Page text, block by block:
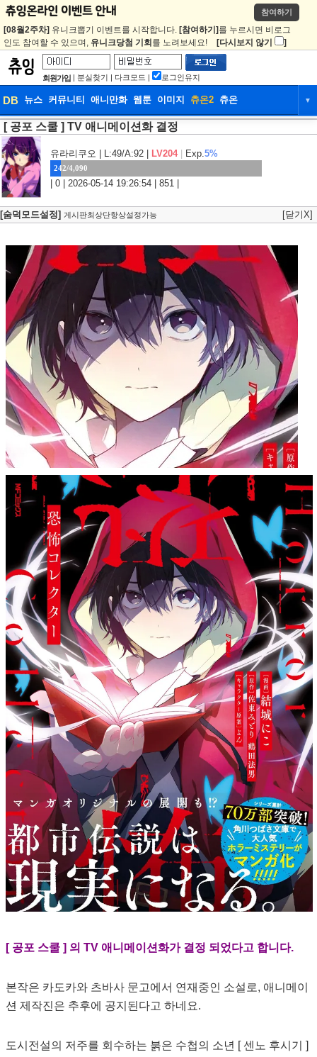
참여하기
[08월2주차] 유니크뽑기 이벤트를 시작합니다. [참여하기] 를 누르시면 비로그
인도 참여할 수 있으며, 유니크당첨 기회 를 노려보세요! [다시보지 않기 ]
회원가입 | 분실찾기 | 다크모드 | 로그인유지
DB 뉴스 커뮤니티 애니만화 웹툰 이미지 츄온2 츄온 ▼
DB 뉴스
웹툰 이미지 츄온2
[ 공포 스쿨 ] TV 애니메이션화 결정
유라리쿠오 | L:49/A:92 | LV204 Exp.5%
242/4,090
| 0 | 2026-05-14 19:26:54 | 851 |
[숨덕모드설정] 게시판최상단항상설정가능 [닫기X]
[ 공포 스쿨 ] 의 TV 애니메이션화가 결정 되었다고 합니다.
본작은 카도카와 츠바사 문고에서 연재중인 소설로, 애니메이
션 제작진은 추후에 공지된다고 하네요.
도시전설의 저주를 회수하는 붉은 수첩의 소년 [ 센노 후시기 ]